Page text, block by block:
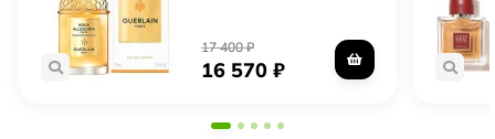
17 400₽
16 570₽